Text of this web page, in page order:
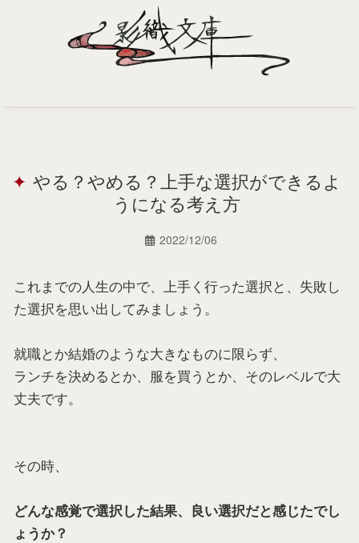
Portfolio
やる？やめる？上手な選択ができるよ
うになる考え方
2022/12/06
これまでの人生の中で、上手く行った選択と、失敗し
た選択を思い出してみましょう。
就職とか結婚のような大きなものに限らず、
ランチを決めるとか、服を買うとか、そのレベルで大
丈夫です。
その時、
どんな感覚で選択した結果、良い選択だと感じたでし
ょうか？